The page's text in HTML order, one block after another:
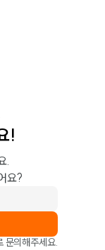
!
.
요?
문의해주세요.